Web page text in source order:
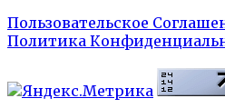
Пользовательское
Политика